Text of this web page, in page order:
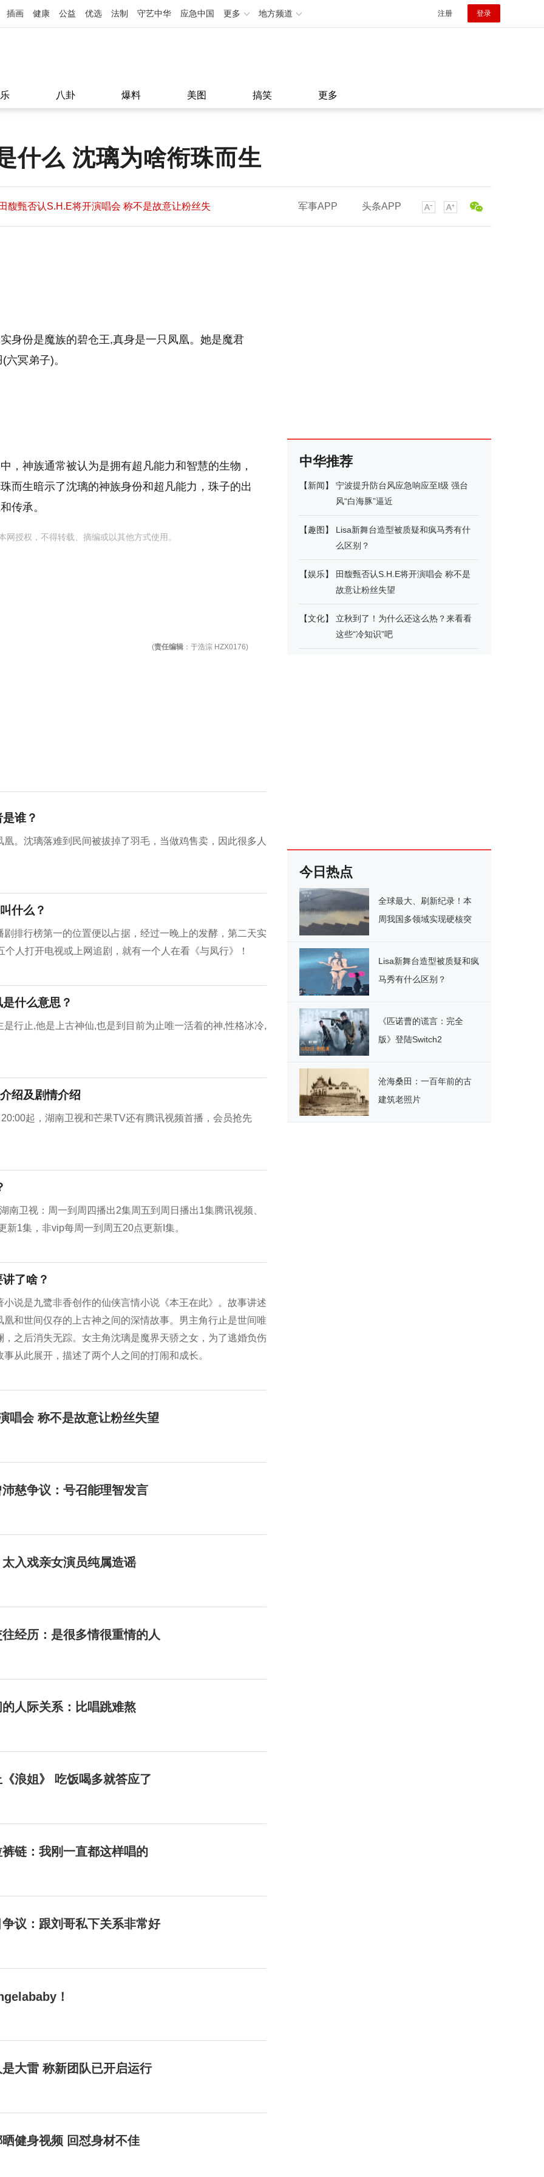
插画 健康 公益 优选 法制 守艺中华 应急中国 更多 地方频道 注册 登录
八卦 爆料 美图 搞笑 更多
什么 沈璃为啥衔珠而生
馥甄否认S.H.E将开演唱会 称不是故意让粉丝失
11:08
馥甄否认S.H.E将开演唱会 称不是故意让粉丝失
军事APP 头条APP
身份是魔族的碧仓王,真身是一只凤凰。她是魔君
冥弟子)。
，神族通常被认为是拥有超凡能力和智慧的生物，
而生暗示了沈璃的神族身份和超凡能力，珠子的出
传承。
授权，不得转载、摘编或以其他方式使用。
(责任编辑 ：于浩淙 HZX0176)
谁？
。沈璃落难到民间被拔掉了羽毛，当做鸡售卖，因此很多人
什么？
排行榜第一的位置便以占据，经过一晚上的发酵，第二天实
人打开电视或上网追剧，就有一个人在看《与凤行》！
什么意思？
行止,他是上古神仙,也是到目前为止唯一活着的神,性格冰冷,
绍及剧情介绍
起，湖南卫视和芒果TV还有腾讯视频首播，会员抢先
卫视：周一到周四播出2集周五到周日播出1集腾讯视频、
1集，非vip每周一到周五20点更新I集。
了啥？
说是九鹭非香创作的仙侠言情小说《本王在此》。故事讲述
和世间仅存的上古神之间的深情故事。男主角行止是世间唯
之后消失无踪。女主角沈璃是魔界天骄之女，为了逃婚负伤
从此展开，描述了两个人之间的打闹和成长。
唱会 称不是故意让粉丝失望
慈争议：号召能理智发言
入戏亲女演员纯属造谣
经历：是很多情很重情的人
人际关系：比唱跳难熬
浪姐》 吃饭喝多就答应了
链：我刚一直都这样唱的
议：跟刘哥私下关系非常好
！
大雷 称新团队已开启运行
健身视频 回怼身材不佳
中华推荐
【新闻】
宁波提升防台风应急响应至Ⅰ级 强台
风“白海豚”逼近
【趣图 】
Lisa新舞台造型被质疑和疯马秀有什
么区别？
【娱乐】
田馥甄否认S.H.E将开演唱会 称不是
故意让粉丝失望
【文化】
立秋到了！为什么还这么热？来看看
这些“冷知识”吧
今日热点
全球最大、刷新纪录！本
周我国多领域实现硬核突
Lisa新舞台造型被质疑和疯
马秀有什么区别？
《匹诺曹的谎言：完全
版》登陆Switch2
沧海桑田：一百年前的古
建筑老照片